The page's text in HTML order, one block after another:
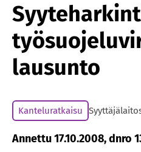
lausunto
Kanteluratkaisu
Annettu 17.10.2008, dnro